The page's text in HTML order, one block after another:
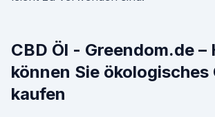
CBD Öl - Greendom.de –
können Sie ökologisches
kaufen